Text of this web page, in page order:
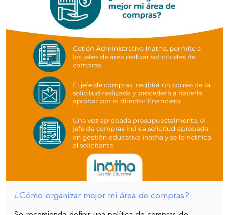
¿Cómo organizar mejor mi área de compras?